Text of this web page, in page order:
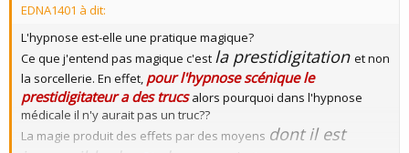
EDNA1401 à dit:
L'hypnose est-elle une pratique magique?
Ce que j'entend pas magique c'est la prestidigitation et non
la sorcellerie. En effet, pour l'hypnose scénique le
prestidigitateur a des trucsalors pourquoi dans l'hypnose
médicale il n'y aurait pas un truc??
La magie produit des effets par des moyens dont il est